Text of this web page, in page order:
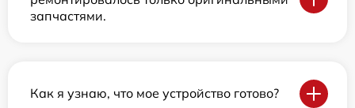
запчастями.
Как я узнаю, что мое устройство готово?